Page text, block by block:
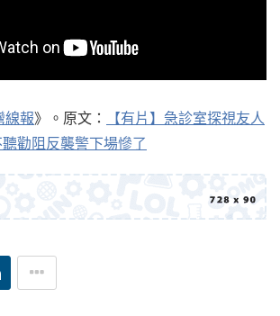
線報》。原文：
【有片】急診室探視友人
勸阻反襲警下場慘了